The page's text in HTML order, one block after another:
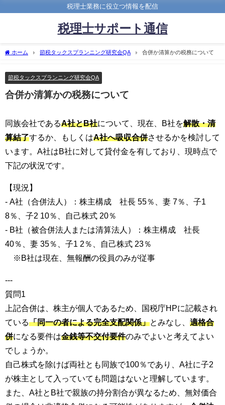
税理士業務に役立つ情報を配信
税理士サポート通信
ホーム 節税タックスプランニング研究会QA 合併か清算かの税務について
節税タックスプランニング研究会QA
合併か清算かの税務について
同族会社であるA社とB社について、現在、B社を解散・清
算結了するか、もしくはA社へ吸収合併させるかを検討して
います。A社はB社に対して貸付金を有しており、現時点で
下記の状況です。
【現況】
- A社（合併法人）：株主構成 社長 55％、妻 7％、子1
8％、子2 10％、自己株式 20％
- B社（被合併法人または清算法人）：株主構成 社長
40％、妻 35％、子1 2％、自己株式 23％
※B社は現在、無報酬の役員のみが従事
---
質問1
上記合併は、株主が個人であるため、国税庁HPに記載され
ている「同一の者による完全支配関係」とみなし、 適格合
併になる要件は金銭等不交付要件のみでよいと考えてよい
でしょうか。
自己株式を除けば両社とも同族で100％であり、A社に子2
が株主として入っていても問題はないと理解しています。
また、A社とB社で親族の持分割合が異なるため、無対価合